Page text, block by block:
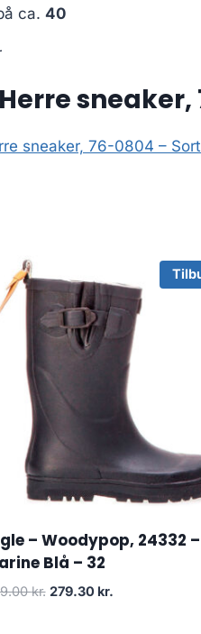
ca. 40
sneaker,
sneaker, 76-0804 –
– Woodypop, 24332 –
Blå – 32
kr. Den
279.30 kr.Den